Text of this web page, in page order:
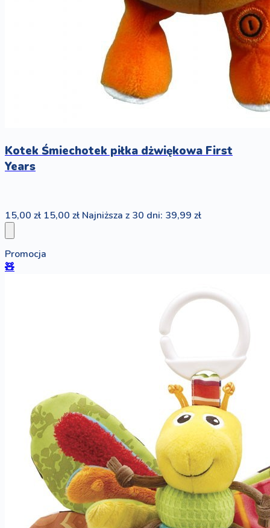
Kotek Śmiechotek piłka dżwiękowa First
Years
15,00 zł 15,00 zł Najniższa z 30 dni: 39,99 zł
Promocja
🧸